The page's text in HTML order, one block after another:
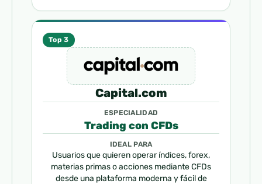
Top 3
Capital.com
ESPECIALIDAD
Trading con CFDs
IDEAL PARA
Usuarios que quieren operar índices, forex,
materias primas o acciones mediante CFDs
desde una plataforma moderna y fácil de